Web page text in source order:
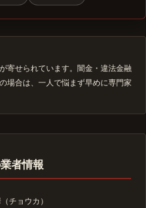
寄せられています。闇金・違法金融
場合は、一人で悩まず早めに専門家
者情報
チョウカ）